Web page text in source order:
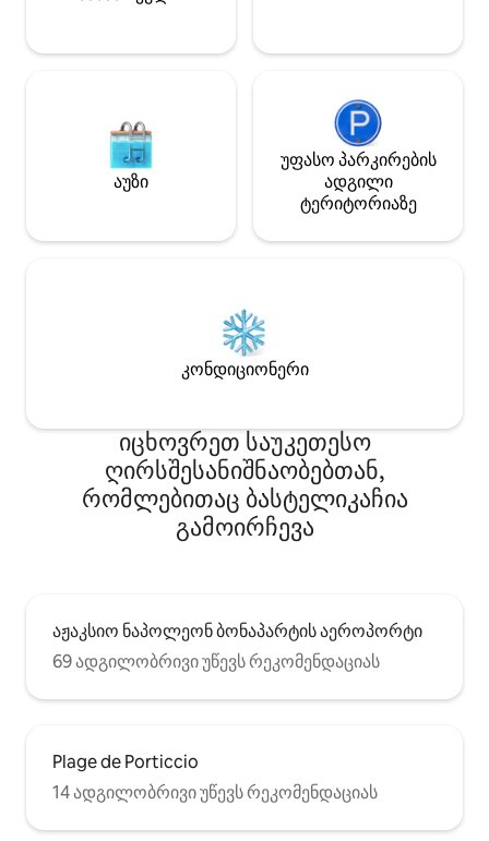
დივანი ნამდვილი 140x190 მატრასით
აუზი
უფასო პარკირების
ადგილი
ტერიტორიაზე
კონდიციონერი
იცხოვრეთ საუკეთესო
ღირსშესანიშნაობებთან,
რომლებითაც ბასტელიკაჩია
გამოირჩევა
აჟაკსიო ნაპოლეონ ბონაპარტის აეროპორტი
69 ადგილობრივი უწევს რეკომენდაციას
Plage de Porticcio
14 ადგილობრივი უწევს რეკომენდაციას